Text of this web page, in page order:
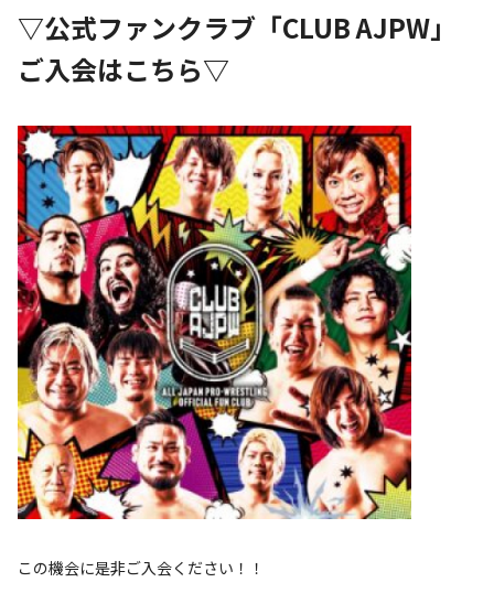
▽公式ファンクラブ「CLUB AJPW」
ご入会はこちら▽
この機会に是非ご入会ください！！